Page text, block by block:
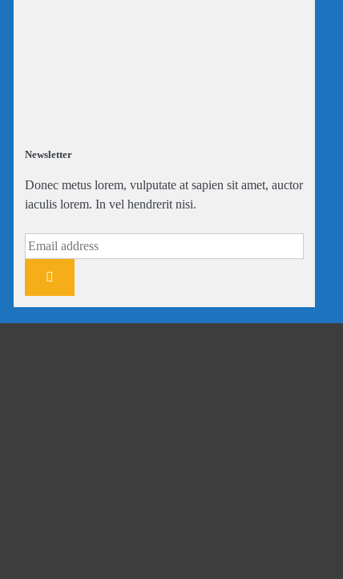
Newsletter
Donec metus lorem, vulputate at sapien sit amet, auctor
iaculis lorem. In vel hendrerit nisi.